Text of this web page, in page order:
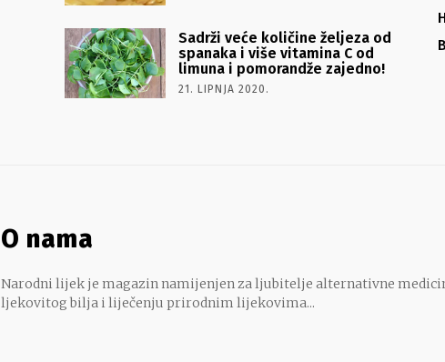
Sadrži veće količine željeza od
spanaka i više vitamina C od
limuna i pomorandže zajedno!
21. LIPNJA 2020.
O nama
Narodni lijek je magazin namijenjen za ljubitelje alternativne
ljekovitog bilja i liječenju prirodnim lijekovima...